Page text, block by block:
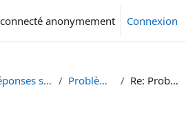
anonymement Connexion
Questions/réponses sur l'enseignement avec Teams dans les auditoires - Fragen/Antworten zum Studium mit Teams in dem Auditorium Problème introduction email lors de la création du lien Teams Re: Problème introduction email lors de la création du lien Teams